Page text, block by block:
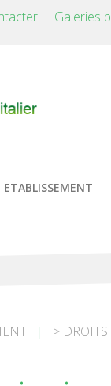
Galeries
ETABLISSEMENT
>